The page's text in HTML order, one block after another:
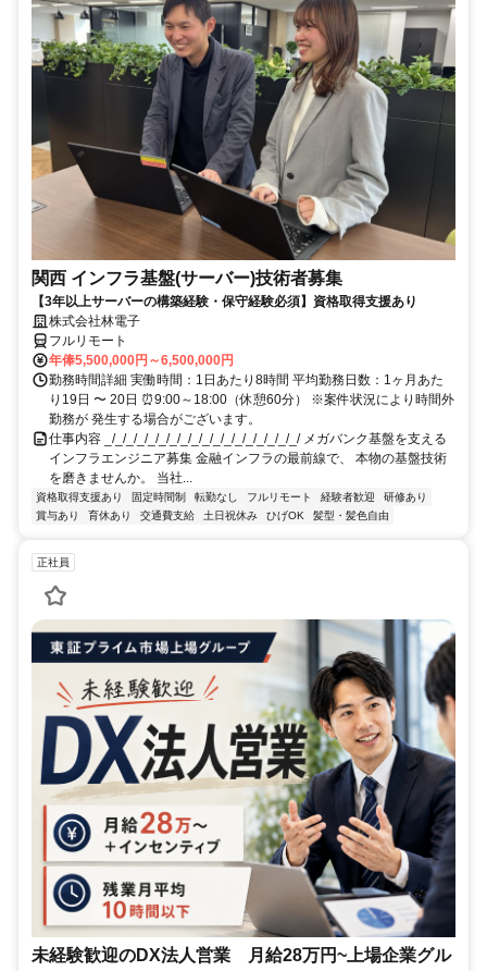
関西 インフラ基盤(サーバー)技術者募集
【3年以上サーバーの構築経験・保守経験必須】資格取得支援あり
株式会社林電子
フルリモート
年俸5,500,000円～6,500,000円
勤務時間詳細 実働時間：1日あたり8時間 平均勤務日数：1ヶ月あた
り19日 〜 20日 ⏰9:00～18:00（休憩60分） ※案件状況により時間外
勤務が 発生する場合がございます。
仕事内容 _/_/_/_/_/_/_/_/_/_/_/_/_/_/_/_/_/_/ メガバンク基盤を支える
インフラエンジニア募集 金融インフラの最前線で、 本物の基盤技術
を磨きませんか。 当社...
資格取得支援あり 固定時間制 転勤なし フルリモート 経験者歓迎
研修あり
賞与あり
育休あり 交通費支給 土日祝休み ひげOK 髪型・髪色自由
正社員
未経験歓迎のDX法人営業 月給28万円~上場企業グル